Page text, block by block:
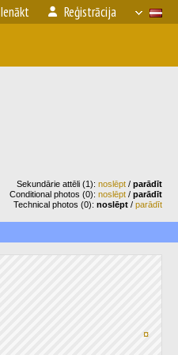
Ienākt Reģistrācija
Sekundārie attēli (1): noslēpt / parādīt
Conditional photos (0): noslēpt / parādīt
Technical photos (0): noslēpt / parādīt
¤